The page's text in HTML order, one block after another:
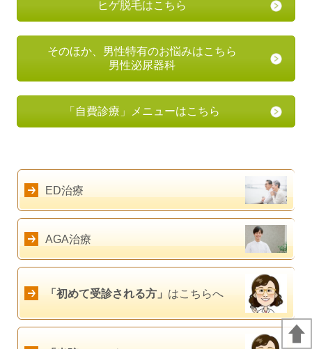
ヒゲ脱毛はこちら
そのほか、男性特有のお悩みはこちら
男性泌尿器科
「自費診療」メニューはこちら
ED治療
AGA治療
「初めて受診される方」 はこちらへ